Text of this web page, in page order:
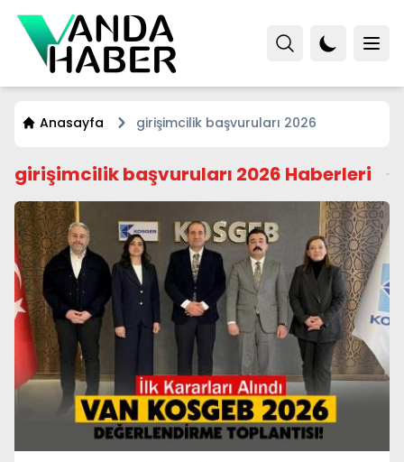
Anasayfa girişimcilik başvuruları 2026
girişimcilik başvuruları 2026 Haberleri